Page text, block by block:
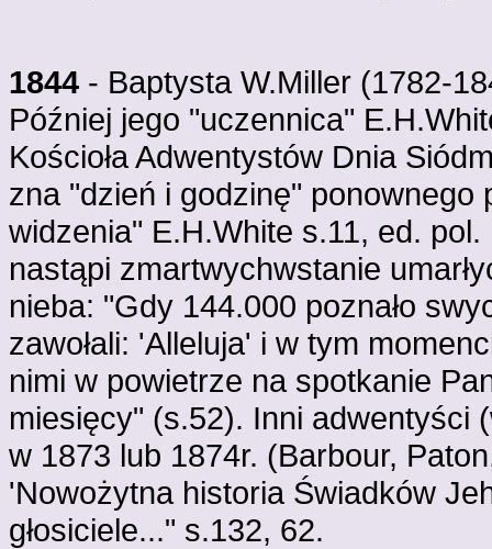
1844 - Baptysta W.Miller (1782-
Później jego "uczennica"
Kościoła Adwentystów Dnia
zna "dzień i godzinę"
widzenia" E.H.White s.11, ed.
nastąpi zmartwychwstanie
nieba: "Gdy 144.000 poznało
zawołali: 'Alleluja' i w tym
nimi w powietrze na spotkanie
miesięcy" (s.52). Inni adwentyści
w 1873 lub 1874r. (Barbour,
'Nowożytna historia Świadków
głosiciele..." s.132, 62.